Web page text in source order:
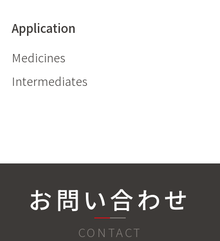
Application
Medicines
Intermediates
お問い合わせ
CONTACT